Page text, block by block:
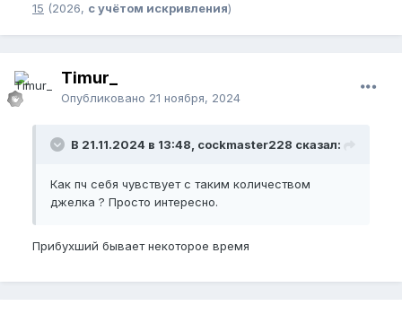
15 (2026, с учётом искривления)
Timur_
Опубликовано 21 ноября, 2024
В 21.11.2024 в 13:48, cockmaster228 сказал:
Как пч себя чувствует с таким количеством
джелка ? Просто интересно.
Прибухший бывает некоторое время